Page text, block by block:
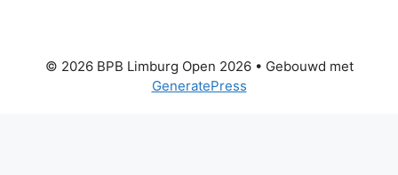
© 2026 BPB Limburg Open 2026• Gebouwd met
GeneratePress